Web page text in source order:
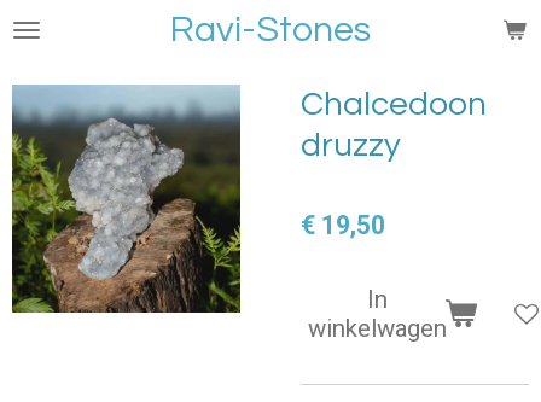
Ga
naar
de
hoofdinhoud
Ravi-Stones
Chalcedoon
druzzy
€ 19,50
In
winkelwagen